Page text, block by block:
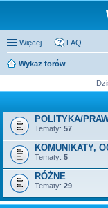
Więcej… FAQ
Wykaz forów
POLITYKA/
Tematy: 57
KOMUNIKATY,
Tematy: 5
RÓŻNE
Tematy: 29